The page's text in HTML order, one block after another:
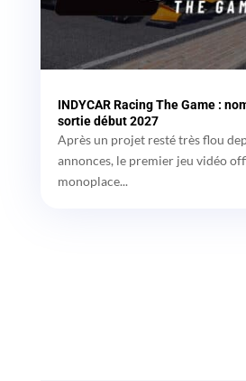
INDYCAR Racing The Game :
sortie début 2027
Après un projet resté très flou
annonces, le premier jeu vidéo
monoplace...